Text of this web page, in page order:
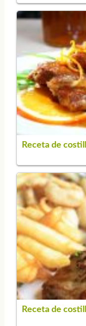
Receta de
Receta de